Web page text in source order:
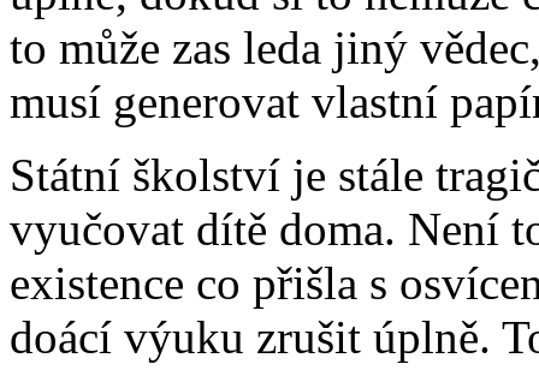
to může zas leda jiný
musí generovat vlastní
Státní školství je stále
vyučovat dítě doma. Není
existence co přišla s
doácí výuku zrušit úplně.